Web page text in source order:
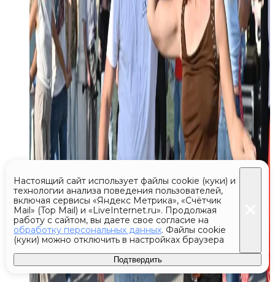
Настоящий сайт использует файлы cookie (куки) и
технологии анализа поведения пользователей,
включая сервисы «Яндекс Метрика», «Счётчик
Mail» (Top Mail) и «LiveInternet.ru». Продолжая
работу с сайтом, вы даете свое согласие на
обработку персональных данных. Файлы cookie
(куки) можно отключить в настройках браузера
Подтвердить